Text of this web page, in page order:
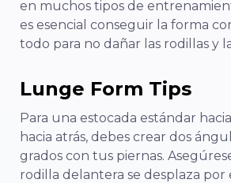
en muchos tipos de
es esencial conseguir la forma
todo para no dañar las rodillas y
Lunge Form Tips
Para una estocada estándar
hacia atrás, debes crear dos
grados con tus piernas.
rodilla delantera se desplaza por